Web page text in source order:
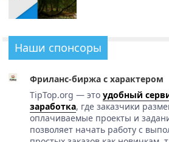
Наши спонсоры
Фриланс-биржа с характером
TipTop.org — это удобный
заработка, где заказчики
оплачиваемые проекты и
позволяет начать работу с